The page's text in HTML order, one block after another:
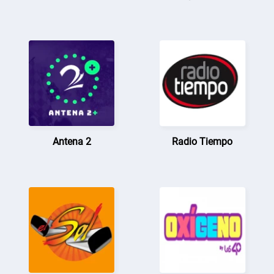
Antena 2 Radio Tiempo